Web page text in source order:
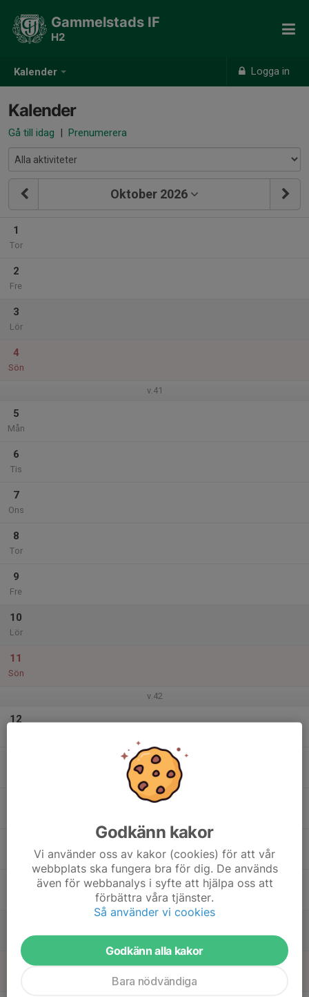
Kalender Logga in
Gammelstads IF
H2
Kalender
Gå till idag | Prenumerera
Oktober 2026
1
Tor
2
Fre
3
Lör
4
Sön
v.41
5
Mån
6
Tis
7
Ons
8
Tor
9
Fre
10
Lör
11
Sön
v.42
12
Godkänn kakor
Vi använder oss av kakor (cookies) för att vår
webbplats ska fungera bra för dig. De används
även för webbanalys i syfte att hjälpa oss att
förbättra våra tjänster.
Så använder vi cookies
Godkänn alla kakor
Bara nödvändiga